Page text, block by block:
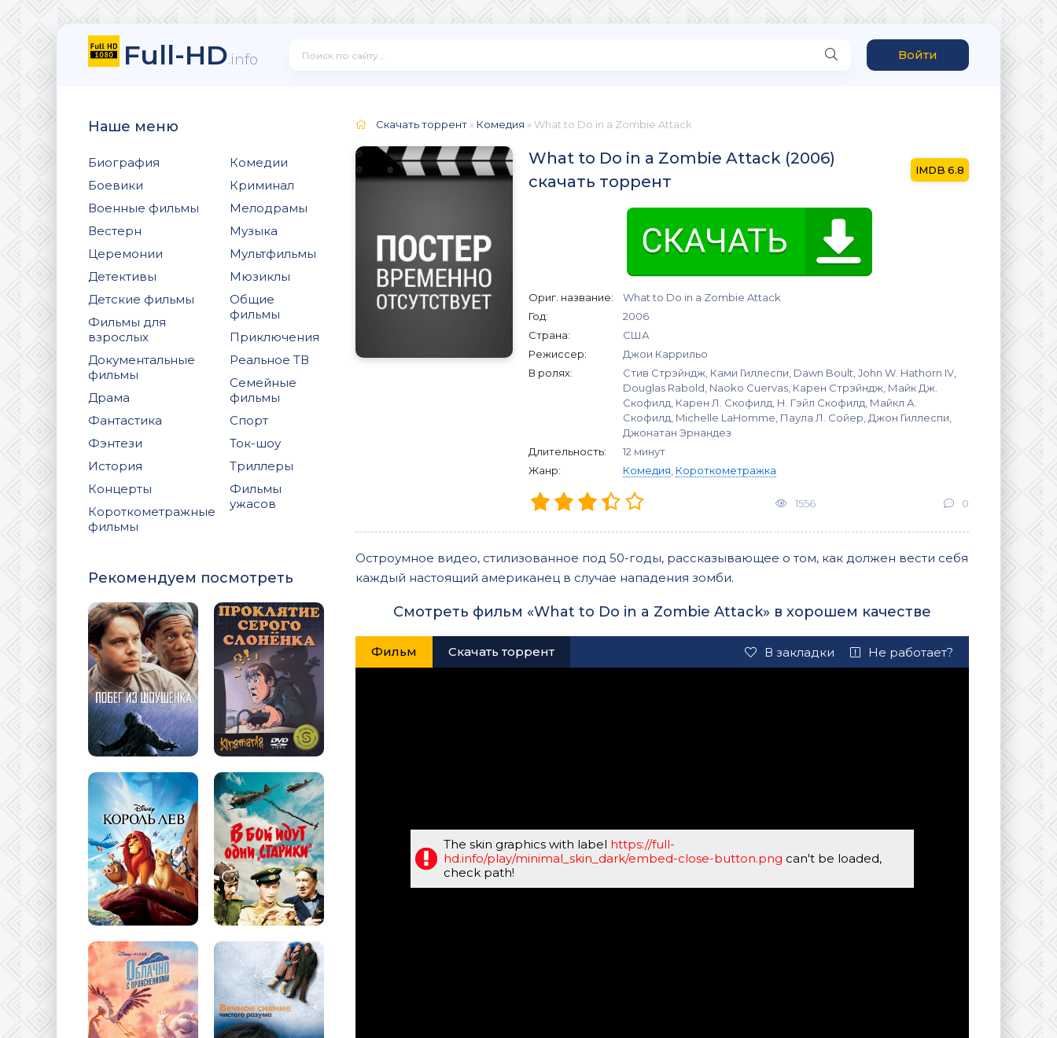
Full-HD.info Войти
Наше меню
Биография
Боевики
Военные фильмы
Вестерн
Церемонии
Детективы
Детские фильмы
Фильмы для
взрослых
Документальные
фильмы
Драма
Фантастика
Фэнтези
История
Концерты
Короткометражные
фильмы
Комедии
Криминал
Мелодрамы
Музыка
Мультфильмы
Мюзиклы
Общие
фильмы
Приключения
Реальное ТВ
Семейные
фильмы
Спорт
Ток-шоу
Триллеры
Фильмы
ужасов
Рекомендуем посмотреть
Скачать торрент » Комедия » What to Do in a Zombie Attack
What to Do in a Zombie Attack (2006)
скачать торрент
6.8
Ориг. название:
What to Do in a Zombie Attack
Год:
2006
Страна:
США
Режиссер:
Джои Каррильо
В ролях:
Стив Стрэйндж, Ками Гиллеспи, Dawn Boult, John W. Hathorn IV,
Douglas Rabold, Naoko Cuervas, Карен Стрэйндж, Майк Дж.
Скофилд, Карен Л. Скофилд, Н. Гэйл Скофилд, Майкл А.
Скофилд, Michelle LaHomme, Паула Л. Сойер, Джон Гиллеспи,
Джонатан Эрнандез
Длительность:
12 минут
Жанр:
Комедия Короткометражка
1556 0
Остроумное видео, стилизованное под 50-годы, рассказывающее о том, как должен вести себя
каждый настоящий американец в случае нападения зомби.
Смотреть фильм «What to Do in a Zombie Attack» в хорошем качестве
Фильм Скачать торрент В закладки Не работает?
The skin graphics with label https://full-
hd.info/play/minimal_skin_dark/embed-close-button.png can't be loaded,
check path!